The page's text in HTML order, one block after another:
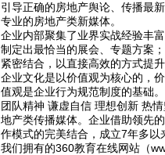
引导正确的房地产舆论、传播最
专业的房地产类新媒体。
企业内部聚集了业界实战经验丰
制定出最恰当的展会、专题方案
紧密结合，以直接高效的方式提
企业文化是以价值观为核心的，
值观是企业行为规范制度的基础
团队精神 谦虚自信 理想创新 热
地产类传播媒体。企业借助领先
作模式的完美结合，成立7年多
我们拥有的360教育在线网站（